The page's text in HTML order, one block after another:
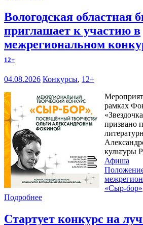
Вологодская областная
приглашает к участию в
межрегиональном
12+
04.08.2026 Конкурсы, 12+
рамках
призвано
культуры
Афиша
«Сыр-бор»
Подробнее
Стартует конкурс на